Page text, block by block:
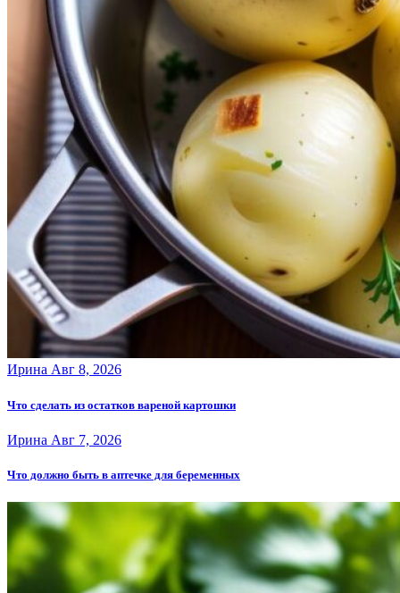
Ирина Авг 8, 2026
Что сделать из остатков вареной картошки
Ирина Авг 7, 2026
Что должно быть в аптечке для беременных